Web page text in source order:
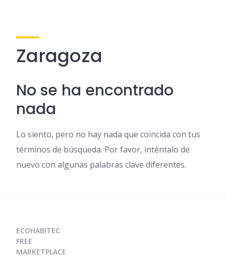
Zaragoza
No se ha encontrado
nada
Lo siento, pero no hay nada que coincida con tus
términos de búsqueda. Por favor, inténtalo de
nuevo con algunas palabras clave diferentes.
ECOHABITEC
FREE
MARKETPLACE